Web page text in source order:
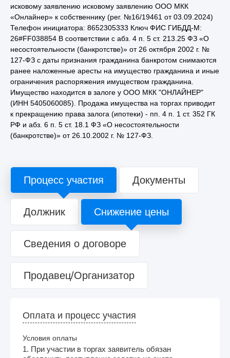
исковому заявлению исковому заявлению ООО МКК
«Онлайнер» к собственнику (рег. №16/19461 от 03.09.2024)
Телефон инициатора: 8652305333 Ключ ФИС ГИБДД-М:
26#FF038854 В соответствии с абз. 4 п. 5 ст. 213.25 ФЗ «О
несостоятельности (банкротстве)» от 26 октября 2002 г. №
127-ФЗ с даты признания гражданина банкротом снимаются
ранее наложенные аресты на имущество гражданина и иные
ограничения распоряжения имуществом гражданина.
Имущество находится в залоге у ООО МКК "ОНЛАЙНЕР"
(ИНН 5405060085). Продажа имущества на торгах приводит
к прекращению права залога (ипотеки) - пп. 4 п. 1 ст. 352 ГК
РФ и абз. 6 п. 5 ст. 18.1 ФЗ «О несостоятельности
(банкротстве)» от 26.10.2002 г. № 127-ФЗ.
Процесс участия Документы
Должник Снижение цены
Сведения о договоре
Продавец/Организатор
Оплата и процесс участия
Условия оплаты
1. При участии в торгах заявитель обязан